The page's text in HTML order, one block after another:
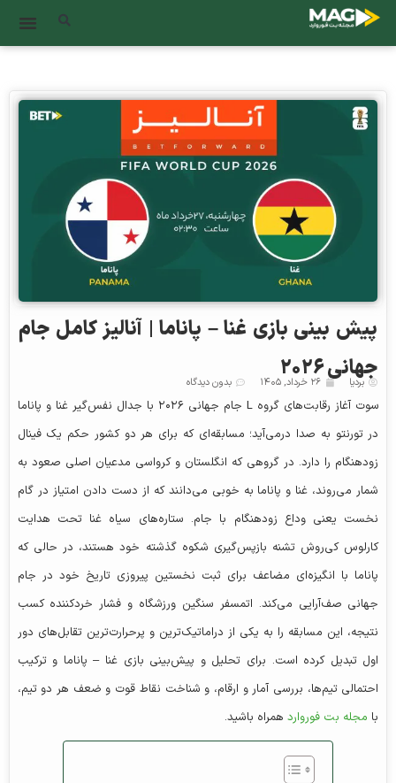
پیش‌ بینی بازی غنا – پاناما | آنالیز کامل جام
جهانی ۲۰۲۶
بردیا ۲۶ خرداد, ۱۴۰۵ بدون دیدگاه
سوت آغاز رقابت‌های گروه L جام جهانی ۲۰۲۶ با جدال نفس‌گیر غنا و پاناما
در تورنتو به صدا درمی‌آید؛ مسابقه‌ای که برای هر دو کشور حکم یک فینال
زودهنگام را دارد. در گروهی که انگلستان و کرواسی مدعیان اصلی صعود به
شمار می‌روند، غنا و پاناما به خوبی می‌دانند که از دست دادن امتیاز در گام
نخست یعنی وداع زودهنگام با جام. ستاره‌های سیاه غنا تحت هدایت
کارلوس کی‌روش تشنه بازپس‌گیری شکوه گذشته خود هستند، در حالی که
پاناما با انگیزه‌ای مضاعف برای ثبت نخستین پیروزی تاریخ خود در جام
جهانی صف‌آرایی می‌کند. اتمسفر سنگین ورزشگاه و فشار خردکننده کسب
نتیجه، این مسابقه را به یکی از دراماتیک‌ترین و پرحرارت‌ترین تقابل‌های دور
اول تبدیل کرده است. برای تحلیل و پیش‌بینی بازی غنا – پاناما و ترکیب
احتمالی تیم‌ها، بررسی آمار و ارقام، و شناخت نقاط قوت و ضعف هر دو تیم،
با مجله بت فورواردهمراه باشید.